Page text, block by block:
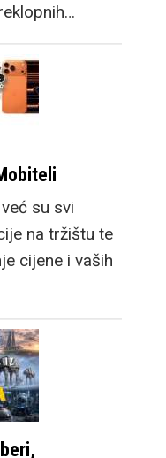
su svi
na tržištu te
cijene i vaših